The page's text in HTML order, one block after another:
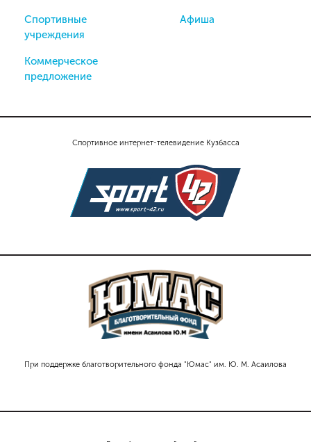
Спортивное интернет-телевидение Кузбасса
При поддержке благотворительного фонда "Юмас" им. Ю. М. Асаилова
Спортивные
учреждения
Коммерческое
предложение
Афиша